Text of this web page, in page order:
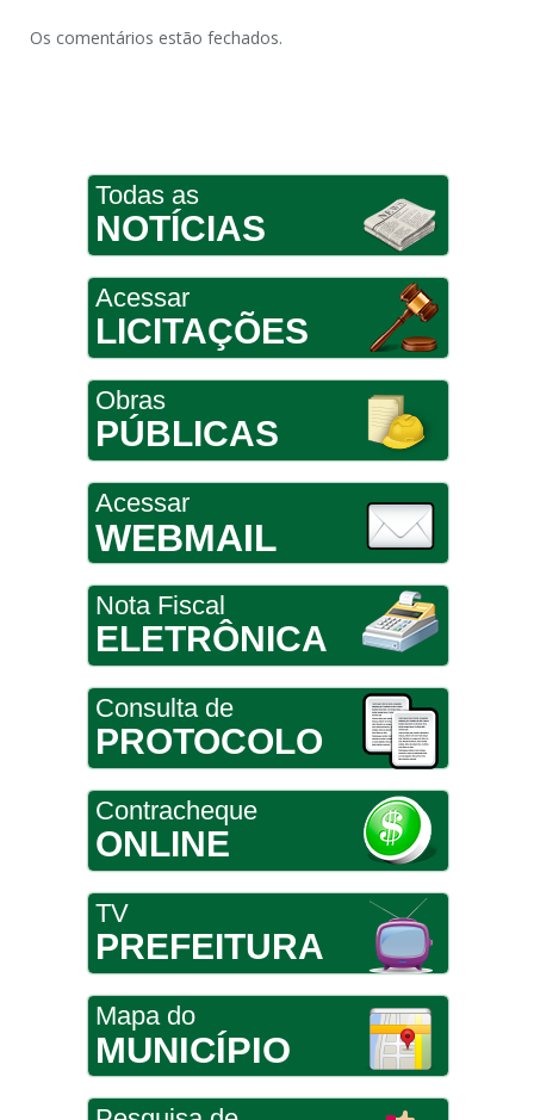
Os comentários estão fechados.
Todas as
NOTÍCIAS
Acessar
LICITAÇÕES
Obras
PÚBLICAS
Acessar
WEBMAIL
Nota Fiscal
ELETRÔNICA
Consulta de
PROTOCOLO
Contracheque
ONLINE
TV
PREFEITURA
Mapa do
MUNICÍPIO